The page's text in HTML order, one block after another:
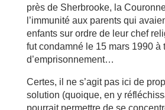
près de Sherbrooke, la
l’immunité aux parents qui
enfants sur ordre de leur chef
fut condamné le 15 mars 1990 à
d’emprisonnement…
Certes, il ne s’agit pas ici de
solution (quoique, en y
pourrait permettre de se